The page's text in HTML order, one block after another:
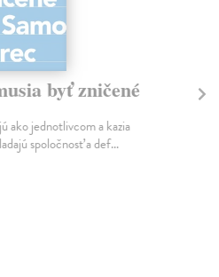
byť zničené
ako jednotlivcom a kazia
spoločnosť a def...